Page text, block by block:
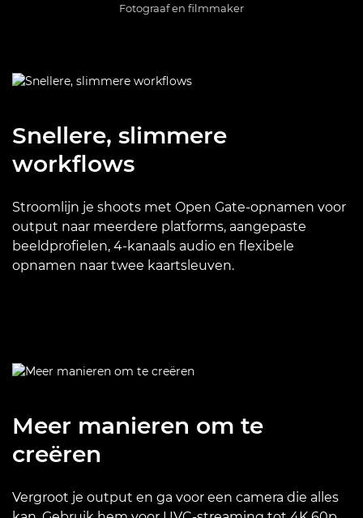
Fotograaf en filmmaker
Snellere, slimmere
workflows
Stroomlijn je shoots met Open Gate-opnamen voor
output naar meerdere platforms, aangepaste
beeldprofielen, 4-kanaals audio en flexibele
opnamen naar twee kaartsleuven.
Meer manieren om te
creëren
Vergroot je output en ga voor een camera die alles